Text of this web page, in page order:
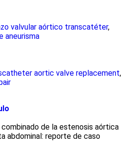
valvular aórtico transcatéter,
aneurisma
aortic valve replacement,
de la estenosis aórtica
abdominal: reporte de caso